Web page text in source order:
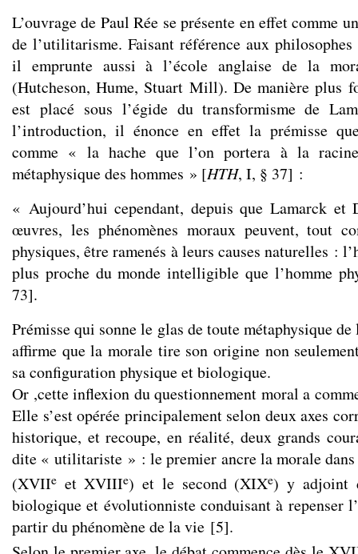
L’ouvrage de Paul Rée se présente en effet comme
de l’utilitarisme. Faisant référence aux
il emprunte aussi à l’école anglaise de la
(Hutcheson, Hume, Stuart Mill). De manière plus
est placé sous l’égide du transformisme de
l’introduction, il énonce en effet la prémisse
comme « la hache que l’on portera à la
métaphysique des hommes » [HTH, I, § 37] :
« Aujourd’hui cependant, depuis que Lamarck
œuvres, les phénomènes moraux peuvent, tout
physiques, être ramenés à leurs causes naturelles :
plus proche du monde intelligible que l’homme
73].
Prémisse qui sonne le glas de toute métaphysique
affirme que la morale tire son origine non
sa configuration physique et biologique.
Or ,cette inflexion du questionnement moral a
Elle s’est opérée principalement selon deux axes
historique, et recoupe, en réalité, deux grands
dite « utilitariste » : le premier ancre la morale dans
(XVIIe et XVIIIe) et le second (XIXe) y adjoint
biologique et évolutionniste conduisant à repenser
partir du phénomène de la vie [5].